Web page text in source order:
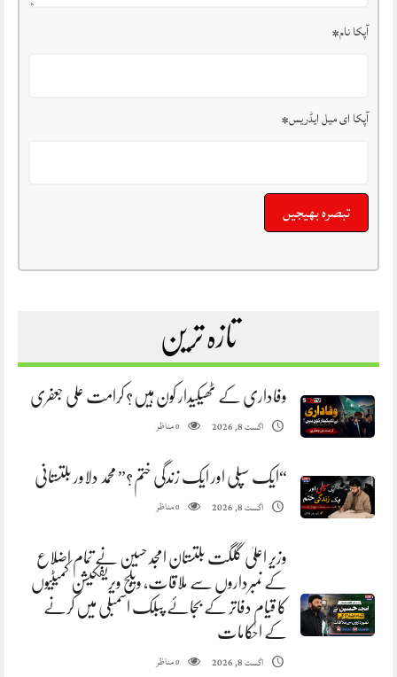
آپکا نام*
آپکا ای میل ایڈریس*
تازہ ترین
وفاداری کے ٹھیکیدار کون ہیں؟ کرامت علی جعفری
اگست 8, 2026 0مناظر
“ایک سپلی اور ایک زندگی ختم؟” محمد دلاور بلتستانی
اگست 8, 2026 0مناظر
وزیر اعلیٰ گلگت بلتستان امجد حسین نے تمام اضلاع
کے نمبرداروں سے ملاقات، ویلج ویریفکیشن کمیٹیوں
کا قیام دفاتر کے بجائے پبلک اسمبلی میں کرنے
کے احکامات
اگست 8, 2026 0مناظر